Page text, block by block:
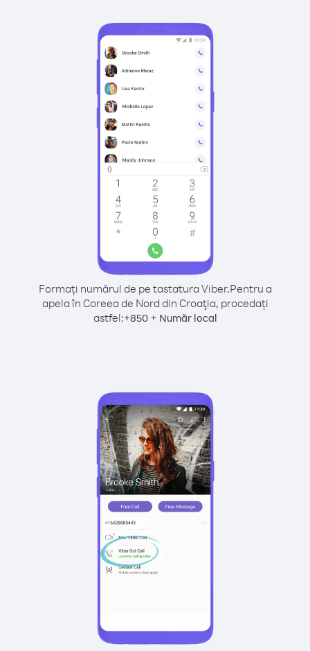
Formați numărul de pe tastatura Viber.Pentru a
apela în Coreea de Nord din Croaţia, procedați
astfel:+850+ Număr local